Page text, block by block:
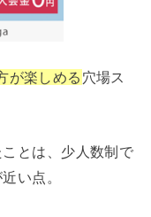
が楽しめる 穴場ス
とは、少人数制で
い点。